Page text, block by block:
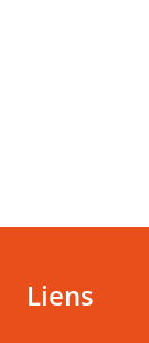
Liens